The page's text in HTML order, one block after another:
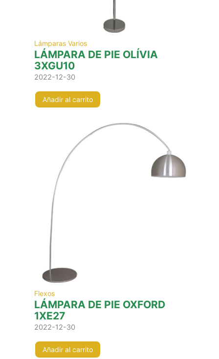
Lámparas Varios
LÁMPARA DE PIE OLÍVIA
3XGU10
2022-12-30
Añadir al carrito
Flexos
LÁMPARA DE PIE OXFORD
1XE27
2022-12-30
Añadir al carrito